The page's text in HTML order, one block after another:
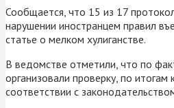
Сообщается, что 15 из 17
нарушении иностранцем правил
статье о мелком хулиганстве.
В ведомстве отметили, что по
организовали проверку, по
соответствии с